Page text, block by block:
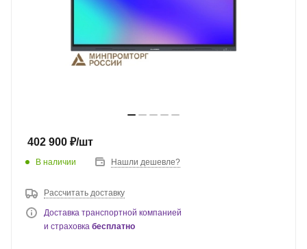
402 900 ₽/шт
В наличии Нашли дешевле?
Рассчитать доставку
Доставка транспортной компанией
и страховка бесплатно